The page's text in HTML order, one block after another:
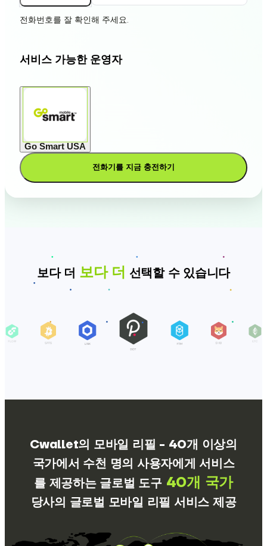
전화번호를 잘 확인해 주세요.
서비스 가능한 운영자
Go Smart USA
전화기를 지금 충전하기
보다 더 보다 더 선택할 수 있습니다
Cwallet의 모바일 리필 - 40개 이상의
국가에서 수천 명의 사용자에게 서비스
를 제공하는 글로벌 도구 40개 국가
당사의 글로벌 모바일 리필 서비스 제공